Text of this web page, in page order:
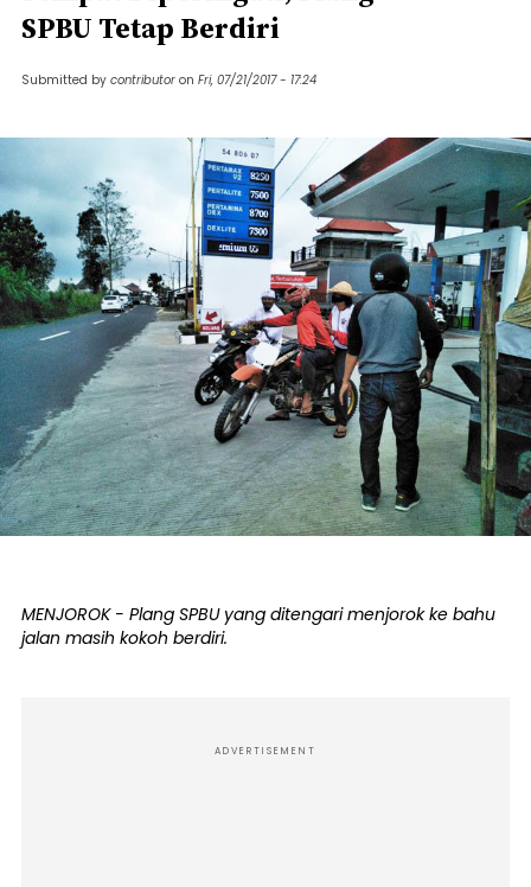
SPBU Tetap Berdiri
Submitted by contributor on Fri, 07/21/2017 - 17:24
MENJOROK - Plang SPBU yang ditengari menjorok ke bahu
jalan masih kokoh berdiri.
ADVERTISEMENT